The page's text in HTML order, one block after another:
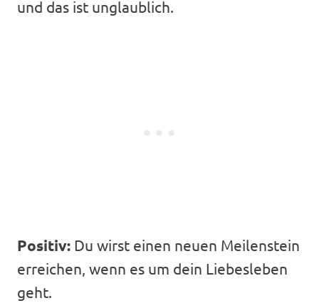
und das ist unglaublich.
Positiv: Du wirst einen neuen Meilenstein
erreichen, wenn es um dein Liebesleben
geht.